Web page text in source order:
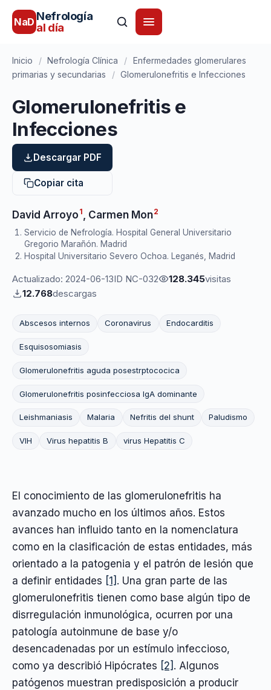
NaD Nefrología
al día
Inicio / Nefrología Clínica / Enfermedades glomerulares
primarias y secundarias
/ Glomerulonefritis e Infecciones
Glomerulonefritis e
Infecciones
Descargar PDF
Copiar cita
David Arroyo 1 Carmen Mon2
Servicio de Nefrología. Hospital General Universitario
Gregorio Marañón. Madrid
Hospital Universitario Severo Ochoa. Leganés, Madrid
Actualizado: 2024-06-13ID NC-032 128.345visitas
12.768descargas
Abscesos internos Coronavirus Endocarditis
Esquisosomiasis
Glomerulonefritis aguda posestrptococica
Glomerulonefritis posinfecciosa IgA dominante
Leishmaniasis Malaria Nefritis del shunt Paludismo
VIH Virus hepatitis B virus Hepatitis C
El conocimiento de las glomerulonefritis ha
avanzado mucho en los últimos años. Estos
avances han influido tanto en la nomenclatura
como en la clasificación de estas entidades, más
orientado a la patogenia y el patrón de lesión que
a definir entidades [1] . Una gran parte de las
glomerulonefritis tienen como base algún tipo de
disrregulación inmunológica, ocurren por una
patología autoinmune de base y/o
desencadenadas por un estímulo infeccioso,
como ya describió Hipócrates [2] . Algunos
patógenos muestran predisposición a producir